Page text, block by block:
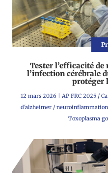
Tester l’efficacité
l’infection cérébrale
protéger
12 mars 2026| AP FRC 2025/
d'alzheimer/ neuroinflammation
Toxoplasma